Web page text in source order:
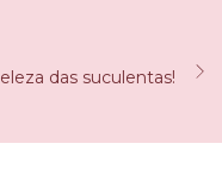
das suculentas!